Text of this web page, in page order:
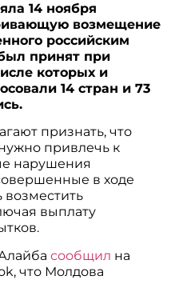
14 ноября
возмещение
российским
принят при
которых и
14 стран и 73
признать, что
привлечь к
нарушения
в ходе
возместить
выплату
сообщил на
что Молдова